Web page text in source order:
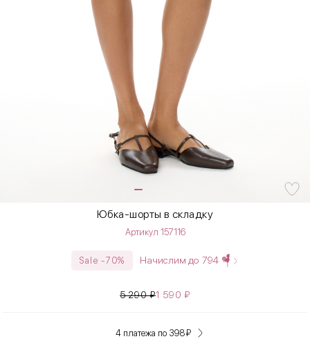
Юбка-шорты в складку
Артикул 157116
Sale -70% Начислим до 794
5 290₽1 590₽
4 платежа по 398₽